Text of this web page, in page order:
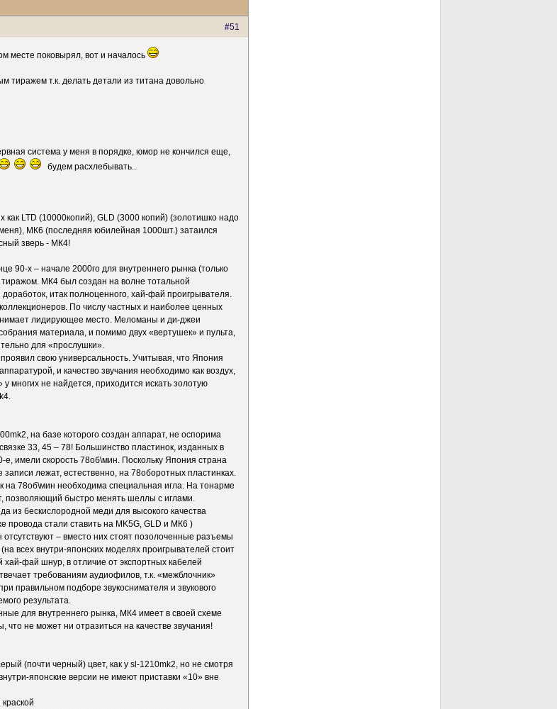
#51
месте поковырял, вот и началось
тиражем т.к. делать детали из титана довольно
система у меня в порядке, юмор не кончился еще,
будем расхлебывать..
как LTD (10000копий), GLD (3000 копий) (золотишко надо
МК6 (последняя юбилейная 1000шт.) затаился
зверь - МК4!
90-х – начале 2000го для внутреннего рынка (только
МК4 был создан на волне тотальной
итак полноценного, хай-фай проигрывателя.
По числу частных и наиболее ценных
лидирующее место. Меломаны и ди-джеи
материала, и помимо двух «вертушек» и пульта,
для «прослушки».
свою универсальность. Учитывая, что Япония
и качество звучания необходимо как воздух,
многих не найдется, приходится искать золотую
на базе которого создан аппарат, не оспорима
33, 45 – 78! Большинство пластинок, изданных в
е, имели скорость 78об\мин. Поскольку Япония страна
лежат, естественно, на 78оборотных пластинках.
на 78об\мин необходима специальная игла. На тонарме
позволяющий быстро менять шеллы с иглами.
из бескислородной меди для высокого качества
провода стали ставить на MK5G, GLD и МК6 )
– вместо них стоят позолоченные разъемы
всех внутри-японских моделях проигрывателей стоит
фай шнур, в отличие от экспортных кабелей
требованиям аудиофилов, т.к. «межблочник»
правильном подборе звукоснимателя и звукового
результата.
для внутреннего рынка, МК4 имеет в своей схеме
что не может ни отразиться на качестве звучания!
(почти черный) цвет, как у sl-1210mk2, но не смотря
японские версии не имеют приставки «10» вне